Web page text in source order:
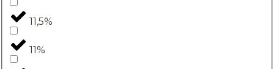
11,5%
11%